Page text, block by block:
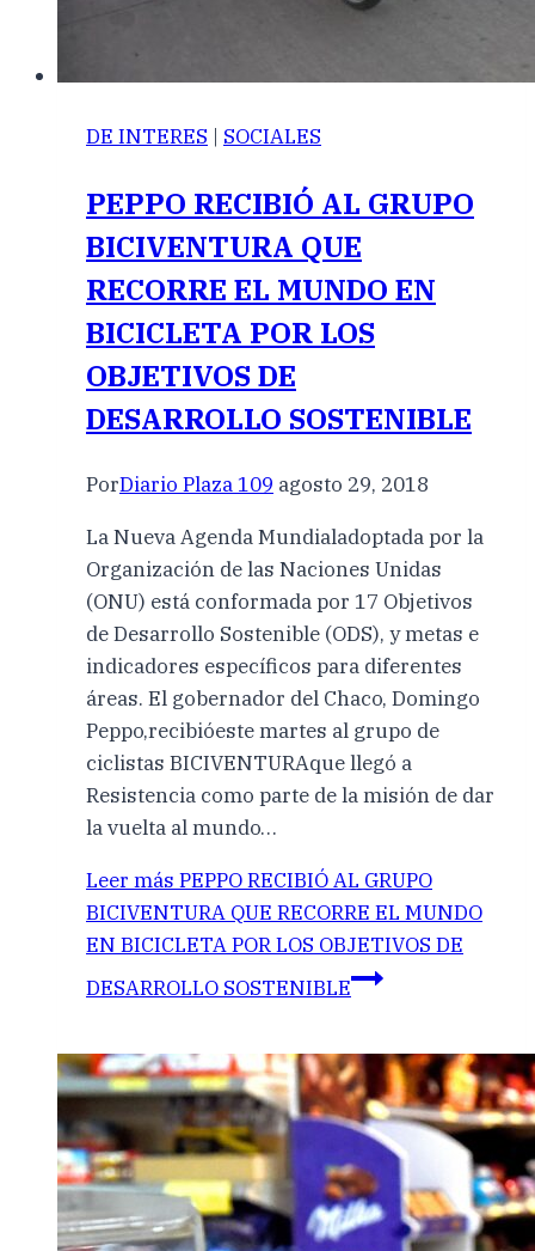
DE INTERES | SOCIALES
PEPPO RECIBIÓ AL GRUPO
BICIVENTURA QUE
RECORRE EL MUNDO EN
BICICLETA POR LOS
OBJETIVOS DE
DESARROLLO SOSTENIBLE
PorDiario Plaza 109 agosto 29, 2018
La Nueva Agenda Mundialadoptada por la
Organización de las Naciones Unidas
(ONU) está conformada por 17 Objetivos
de Desarrollo Sostenible (ODS), y metas e
indicadores específicos para diferentes
áreas. El gobernador del Chaco, Domingo
Peppo,recibióeste martes al grupo de
ciclistas BICIVENTURAque llegó a
Resistencia como parte de la misión de dar
la vuelta al mundo…
Leer más PEPPO RECIBIÓ AL GRUPO
BICIVENTURA QUE RECORRE EL MUNDO
EN BICICLETA POR LOS OBJETIVOS DE
DESARROLLO SOSTENIBLE